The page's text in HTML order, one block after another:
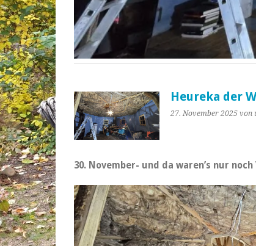
Heureka der
27. November 2025 von
30. November- und da waren’s nur noch